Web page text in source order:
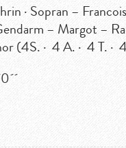
· Sopran –
– Margot –
(4S. · 4 A. · 4 T. ·